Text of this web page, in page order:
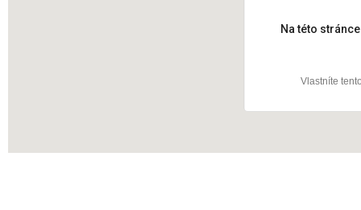
Na této
Vlastníte